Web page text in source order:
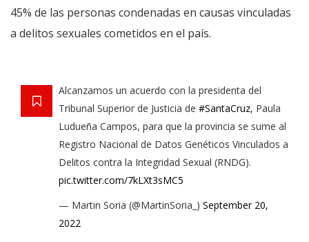
45% de las personas condenadas en causas vinculadas
a delitos sexuales cometidos en el país.
Alcanzamos un acuerdo con la presidenta del
Tribunal Superior de Justicia de #SantaCruz, Paula
Ludueña Campos, para que la provincia se sume al
Registro Nacional de Datos Genéticos Vinculados a
Delitos contra la Integridad Sexual (RNDG).
pic.twitter.com/7kLXt3sMC5
— Martin Soria (@MartinSoria_) September 20,
2022